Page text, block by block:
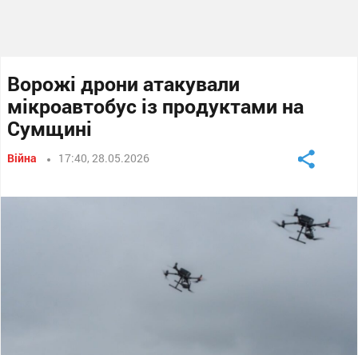
Ворожі дрони атакували
мікроавтобус із продуктами на
Сумщині
Війна 17:40, 28.05.2026